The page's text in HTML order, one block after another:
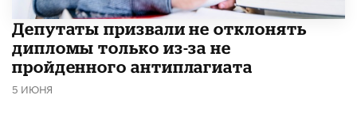
Депутаты призвали не отклонять
дипломы только из-за не
пройденного антиплагиата
5 ИЮНЯ